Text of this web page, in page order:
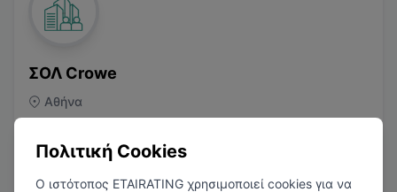
ΣΟΛ Crowe
Αθήνα
Πολιτική Cookies
Ο ιστότοπος ETAIRATING χρησιμοποιεί cookies για να